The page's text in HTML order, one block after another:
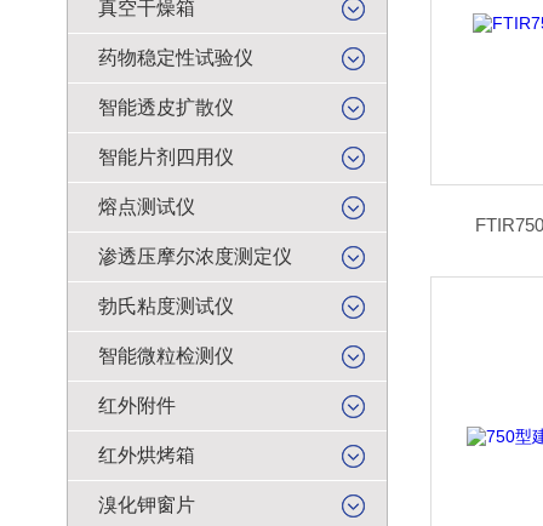
真空干燥箱
药物稳定性试验仪
智能透皮扩散仪
智能片剂四用仪
熔点测试仪
渗透压摩尔浓度测定仪
勃氏粘度测试仪
智能微粒检测仪
红外附件
红外烘烤箱
溴化钾窗片